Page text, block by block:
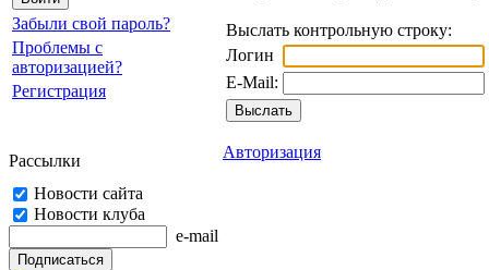
Забыли свой пароль?
Проблемы с
авторизацией?
Регистрация
Рассылки
Новости сайта
Новости клуба
e-mail
Выслать контрольную строку:
Логин
E-Mail:
Авторизация